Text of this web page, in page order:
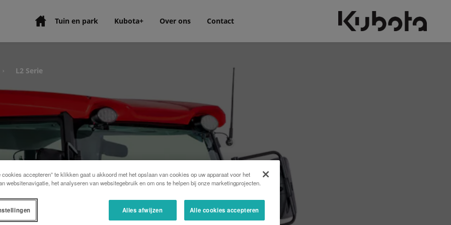
Tuin en park Kubota+ Over ons Contact
› L2 Serie
Kubota, omvat het aanbod
met een reeks functies
uitvoeren met een
uw dag eenvoudiger en
cookies accepteren” te klikken gaat u akkoord met het opslaan van cookies op uw apparaat voor het
websitenavigatie, het analyseren van websitegebruik en om ons te helpen bij onze marketingprojecten.
Alles afwijzen Alle cookies accepteren